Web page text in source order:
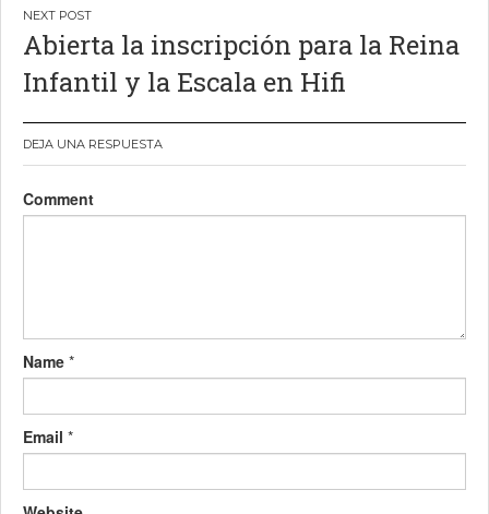
Abierta la inscripción para la Reina
Infantil y la Escala en Hifi
DEJA UNA RESPUESTA
Comment
Name *
Email *